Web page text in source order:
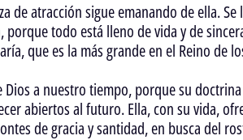
de atracción sigue emanando de ella.
porque todo está lleno de vida y de
que es la más grande en el Reino de
Dios a nuestro tiempo, porque su
abiertos al futuro. Ella, con su vida,
de gracia y santidad, en busca del